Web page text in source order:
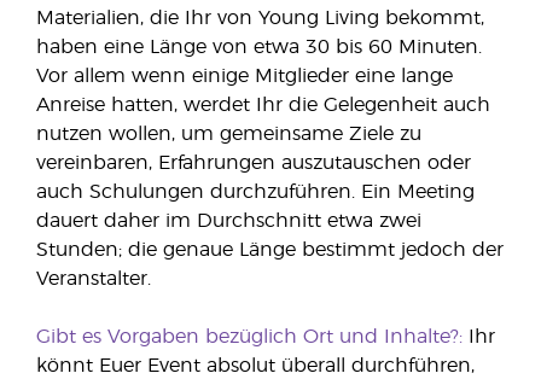
Materialien, die Ihr von Young Living bekommt,
haben eine Länge von etwa 30 bis 60 Minuten.
Vor allem wenn einige Mitglieder eine lange
Anreise hatten, werdet Ihr die Gelegenheit auch
nutzen wollen, um gemeinsame Ziele zu
vereinbaren, Erfahrungen auszutauschen oder
auch Schulungen durchzuführen. Ein Meeting
dauert daher im Durchschnitt etwa zwei
Stunden; die genaue Länge bestimmt jedoch der
Veranstalter.
Gibt es Vorgaben bezüglich Ort und Inhalte?: Ihr
könnt Euer Event absolut überall durchführen,